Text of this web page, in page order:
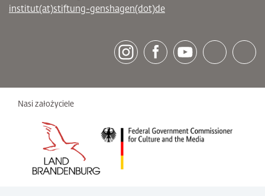
[socialLinksTitle]
institut(at)stiftung-genshagen(dot)de
Nasi założyciele